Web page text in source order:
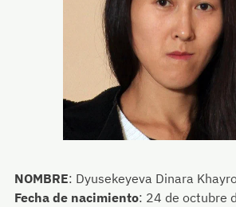
NOMBRE: Dyusekeyeva Dinara
Fecha de nacimiento: 24 de octubre